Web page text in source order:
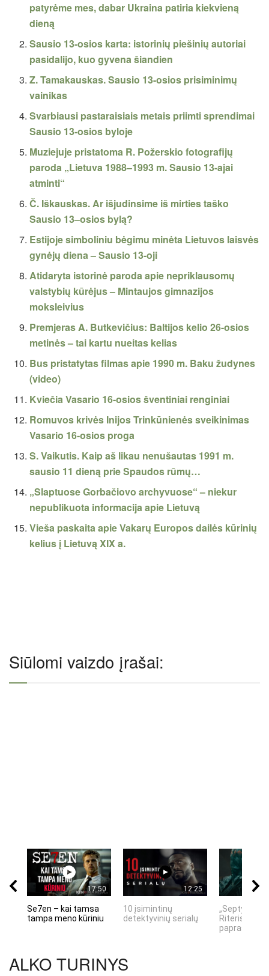
patyrėme mes, dabar Ukraina patiria kiekvieną
dieną
Sausio 13-osios karta: istorinių piešinių autoriai
pasidalijo, kuo gyvena šiandien
Z. Tamakauskas. Sausio 13-osios prisiminimų
vainikas
Svarbiausi pastaraisiais metais priimti sprendimai
Sausio 13-osios byloje
Muziejuje pristatoma R. Požerskio fotografijų
paroda „Lietuva 1988–1993 m. Sausio 13-ajai
atminti“
Č. Iškauskas. Ar išjudinsime iš mirties taško
Sausio 13–osios bylą?
Estijoje simboliniu bėgimu minėta Lietuvos laisvės
gynėjų diena – Sausio 13-oji
Atidaryta istorinė paroda apie nepriklausomų
valstybių kūrėjus – Mintaujos gimnazijos
moksleivius
Premjeras A. Butkevičius: Baltijos kelio 26-osios
metinės – tai kartu nueitas kelias
Bus pristatytas filmas apie 1990 m. Baku žudynes
(video)
Kviečia Vasario 16-osios šventiniai renginiai
Romuvos krivės Inijos Trinkūnienės sveikinimas
Vasario 16-osios proga
S. Vaikutis. Kaip aš likau nenušautas 1991 m.
sausio 11 dieną prie Spaudos rūmų…
„Slaptuose Gorbačiovo archyvuose“ – niekur
nepublikuota informacija apie Lietuvą
Vieša paskaita apie Vakarų Europos dailės kūrinių
kelius į Lietuvą XIX a.
Siūlomi vaizdo įrašai:
17:50
Se7en – kai tamsa
tampa meno kūriniu
12:25
10 įsimintinų
detektyvinių serialų
„Septynių
Riteris" – kai
ALKO TURINYS